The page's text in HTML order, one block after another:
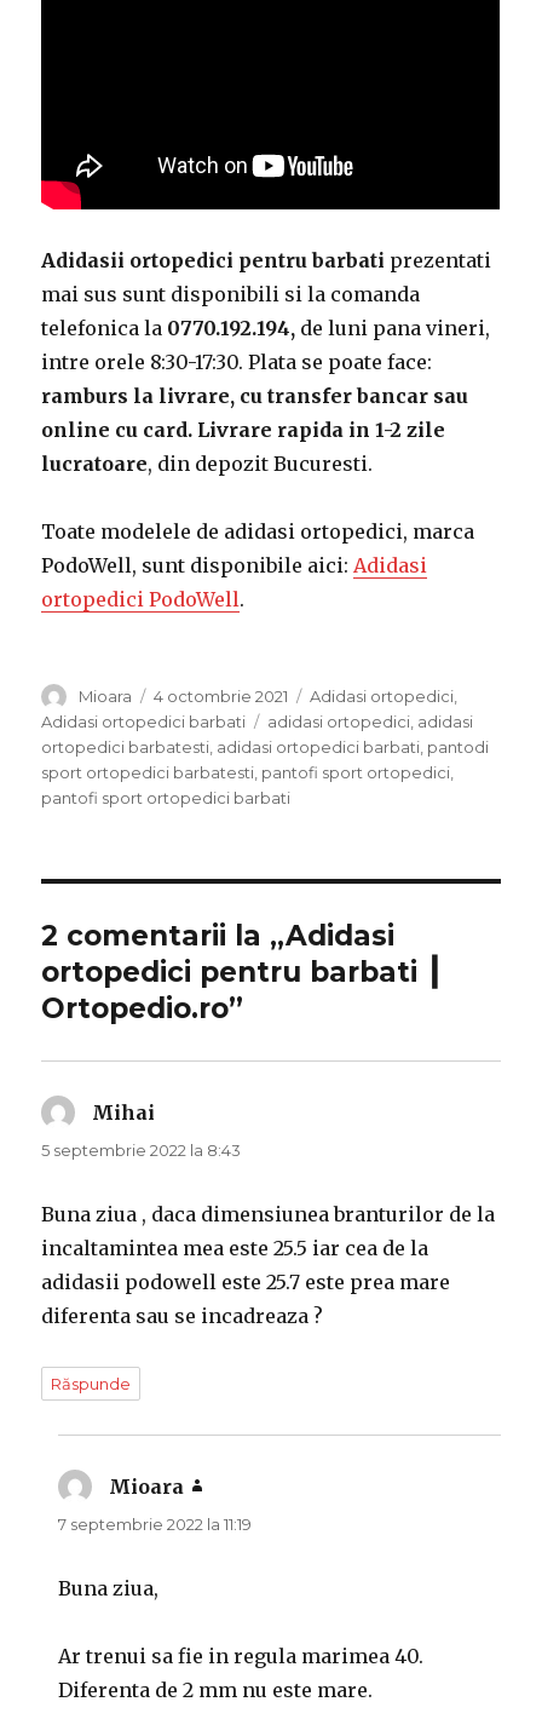
Adidasii ortopedici pentru barbati prezentati
mai sus sunt disponibili si la comanda
telefonica la 0770.192.194, de luni pana vineri,
intre orele 8:30-17:30. Plata se poate face:
ramburs la livrare, cu transfer bancar sau
online cu card. Livrare rapida in 1-2 zile
lucratoare, din depozit Bucuresti.
Toate modelele de adidasi ortopedici, marca
PodoWell, sunt disponibile aici:Adidasi
ortopedici PodoWell.
Autor
Mioara
Publicat
pe
4 octombrie 2021 Categorii
Adidasi ortopedici
Adidasi ortopedici barbati
Etichete
adidasi ortopedici adidasi
ortopedici barbatesti adidasi ortopedici barbati pantodi
sport ortopedici barbatesti pantofi sport ortopedici
pantofi sport ortopedici barbati
2 comentarii la „Adidasi
ortopedici pentru barbati ┃
Ortopedio.ro”
Mihai
5 septembrie 2022 la 8:43
Buna ziua , daca dimensiunea branturilor de la
incaltamintea mea este 25.5 iar cea de la
adidasii podowell este 25.7 este prea mare
diferenta sau se incadreaza ?
Răspunde
Mioara
7 septembrie 2022 la 11:19
Buna ziua,
Ar trenui sa fie in regula marimea 40.
Diferenta de 2 mm nu este mare.